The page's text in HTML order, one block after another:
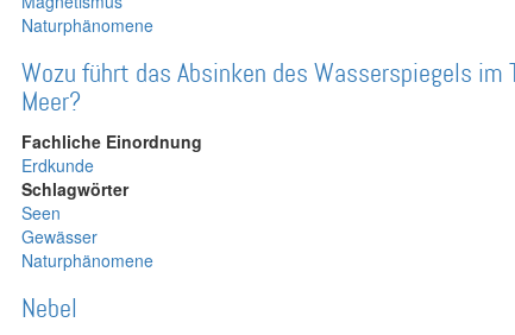
Naturphänomene
Wozu führt das Absinken des Wasserspiegels im
Meer?
Fachliche Einordnung
Erdkunde
Schlagwörter
Seen
Gewässer
Naturphänomene
Nebel